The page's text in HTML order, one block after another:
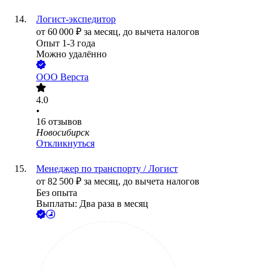
Логист-экспедитор
от 60 000 ₽ за месяц, до вычета налогов
Опыт 1-3 года
Можно удалённо
ООО Верста
4.0
•
16 отзывов
Новосибирск
Откликнуться
Менеджер по транспорту / Логист
от 82 500 ₽ за месяц, до вычета налогов
Без опыта
Выплаты: Два раза в месяц